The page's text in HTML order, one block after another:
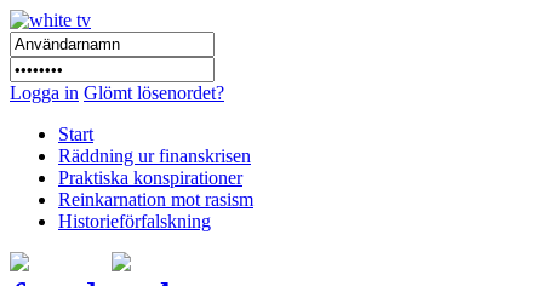
Logga in Glömt lösenordet?
Start
Räddning ur finanskrisen
Praktiska konspirationer
Reinkarnation mot rasism
Historieförfalskning